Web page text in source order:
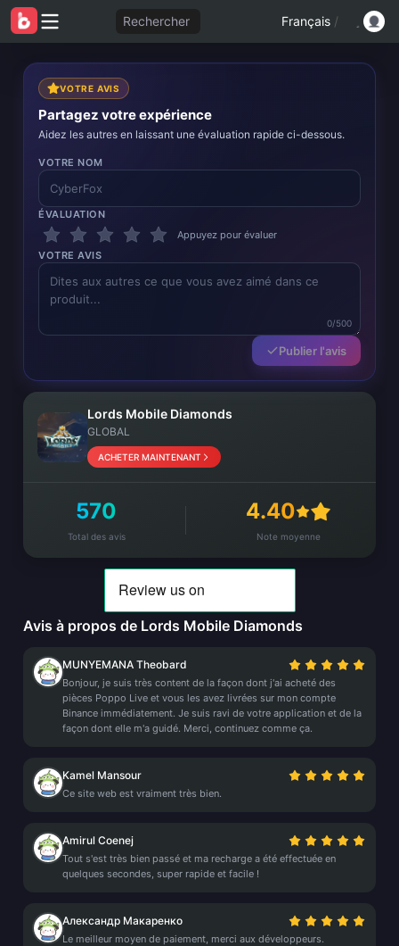
Rechercher Français /
VOTRE AVIS
Partagez votre expérience
Aidez les autres en laissant une évaluation rapide ci-dessous.
VOTRE NOM
ÉVALUATION
Appuyez pour évaluer
VOTRE AVIS
0/500
Publier l'avis
Lords Mobile Diamonds
GLOBAL
ACHETER MAINTENANT
570
Total des avis
4.40
Note moyenne
Avis à propos de Lords Mobile Diamonds
MUNYEMANA Theobard
Bonjour, je suis très content de la façon dont j'ai acheté des
pièces Poppo Live et vous les avez livrées sur mon compte
Binance immédiatement. Je suis ravi de votre application et de la
façon dont elle m'a guidé. Merci, continuez comme ça.
Kamel Mansour
Ce site web est vraiment très bien.
Amirul Coenej
Tout s'est très bien passé et ma recharge a été effectuée en
quelques secondes, super rapide et facile !
Александр Макаренко
Le meilleur moyen de paiement, merci aux développeurs.